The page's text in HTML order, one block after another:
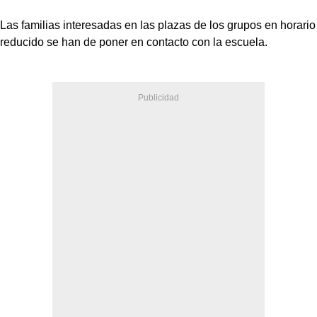
Las familias interesadas en las plazas de los grupos en horario
reducido se han de poner en contacto con la escuela.